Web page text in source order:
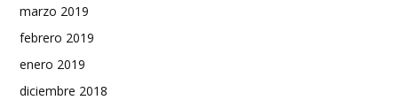
marzo 2019
febrero 2019
enero 2019
diciembre 2018